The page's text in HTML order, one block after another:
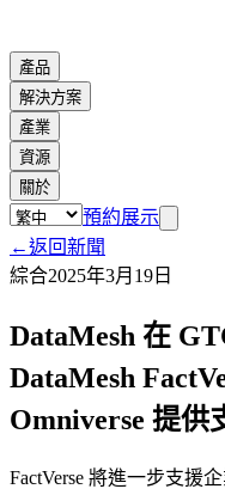
產品
解決方案
產業
資源
關於
預約展示
←返回新聞
綜合2025年3月19日
DataMesh 在
DataMesh
Omniverse 提供
FactVerse 將進一步支援